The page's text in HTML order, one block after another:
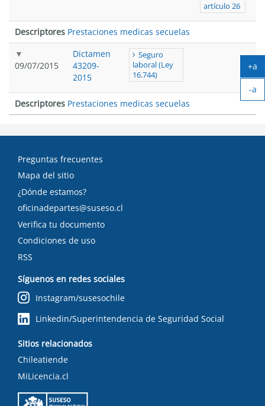
artículo 26
Descriptores Prestaciones medicas secuelas
09/07/2015
Dictamen
43209-
2015
Seguro
laboral (Ley
16.744)
Descriptores Prestaciones medicas secuelas
Preguntas frecuentes
Mapa del sitio
¿Dónde estamos?
oficinadepartes@suseso.cl
Verifica tu documento
Condiciones de uso
RSS
Síguenos en redes sociales
Instagram/susesochile
Linkedin/Superintendencia de Seguridad Social
Sitios relacionados
Chileatiende
MiLicencia.cl
+a
-a